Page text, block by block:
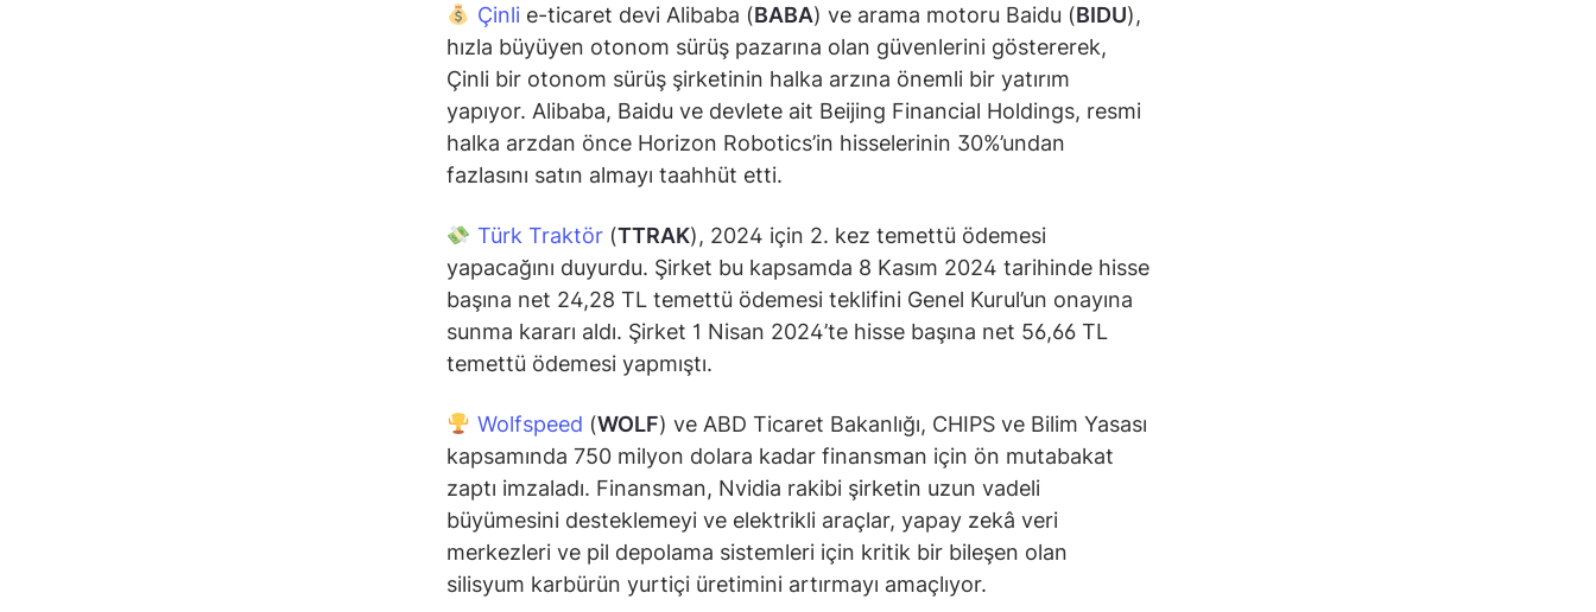
Çinlie-ticaret devi Alibaba (BABA) ve arama motoru Baidu (BIDU),
hızla büyüyen otonom sürüş pazarına olan güvenlerini göstererek,
Çinli bir otonom sürüş şirketinin halka arzına önemli bir yatırım
yapıyor. Alibaba, Baidu ve devlete ait Beijing Financial Holdings, resmi
halka arzdan önce Horizon Robotics’in hisselerinin 30%’undan
fazlasını satın almayı taahhüt etti.
Türk Traktör(TTRAK), 2024 için 2. kez temettü ödemesi
yapacağını duyurdu. Şirket bu kapsamda 8 Kasım 2024 tarihinde hisse
başına net 24,28 TL temettü ödemesi teklifini Genel Kurul’un onayına
sunma kararı aldı. Şirket 1 Nisan 2024’te hisse başına net 56,66 TL
temettü ödemesi yapmıştı.
Wolfspeed (WOLF) ve ABD Ticaret Bakanlığı, CHIPS ve Bilim Yasası
kapsamında 750 milyon dolara kadar finansman için ön mutabakat
zaptı imzaladı. Finansman, Nvidia rakibi şirketin uzun vadeli
büyümesini desteklemeyi ve elektrikli araçlar, yapay zekâ veri
merkezleri ve pil depolama sistemleri için kritik bir bileşen olan
silisyum karbürün yurtiçi üretimini artırmayı amaçlıyor.